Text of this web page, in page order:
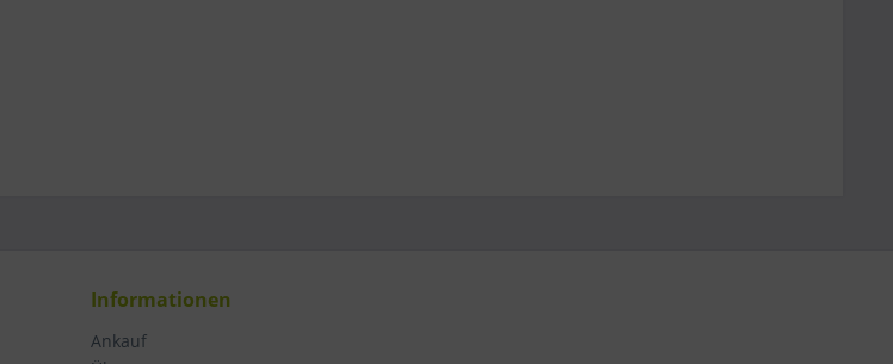
Informationen
Ankauf